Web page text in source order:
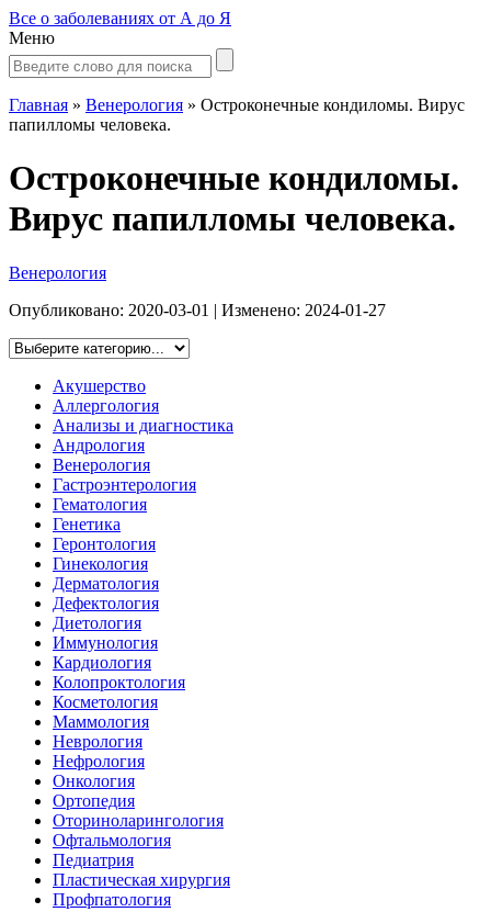
Все о заболеваниях от А до Я
Меню
Главная » Венерология » Остроконечные кондиломы. Вирус
папилломы человека.
Остроконечные кондиломы.
Вирус папилломы человека.
Венерология
Опубликовано: 2020-03-01 | Изменено: 2024-01-27
Акушерство
Аллергология
Анализы и диагностика
Андрология
Венерология
Гастроэнтерология
Гематология
Генетика
Геронтология
Гинекология
Дерматология
Дефектология
Диетология
Иммунология
Кардиология
Колопроктология
Косметология
Маммология
Неврология
Нефрология
Онкология
Ортопедия
Оториноларингология
Офтальмология
Педиатрия
Пластическая хирургия
Профпатология